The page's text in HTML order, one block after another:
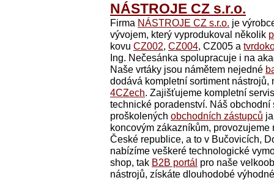
NÁSTROJE CZ s.r.o.
Firma NÁSTROJE CZ s.r.o. je
vývojem, který vyprodukoval několik
kovu CZ002, CZ004, CZ005 a
Ing. Nečesánka spolupracuje i na
Naše vrtáky jsou námětem nejedné
dodává kompletní sortiment
4CZech. Zajišťujeme kompletní
technické poradenství. Náš
proškolených obchodních zástupců
koncovým zákazníkům,
České republice, a to v Bučovicích,
nabízíme veškeré technologické
shop, tak B2B portál pro naše
nástrojů, získáte dlouhodobé